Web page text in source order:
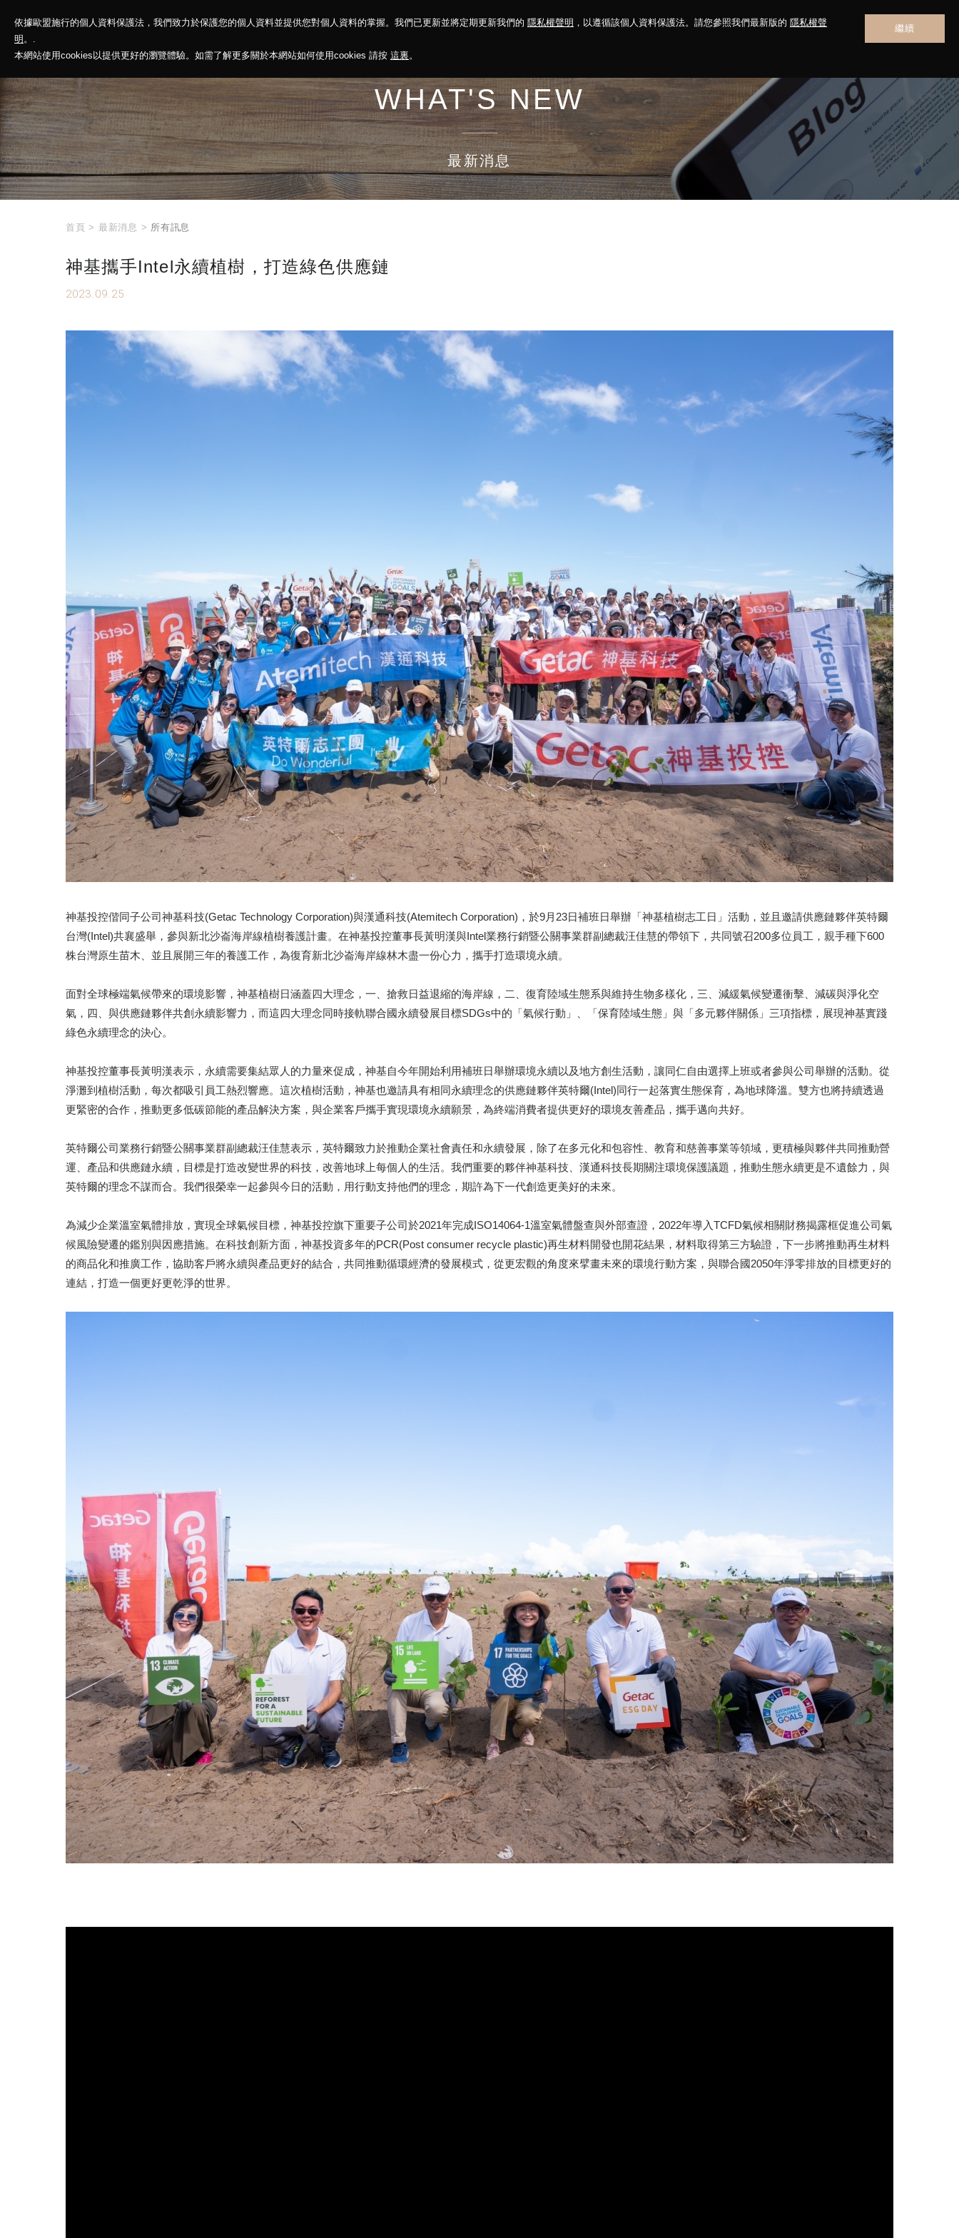
依據歐盟施行的個人資料保護法，我們致力於保護您的個人資料並提供您對個人資料的掌握。我們已更新並將定期更新我們的 隱私權聲明 ，以遵循該個人資料保護法。請您參照我們最新版的 隱私權聲
明 。.
本網站使用cookies以提供更好的瀏覽體驗。如需了解更多關於本網站如何使用cookies 請按 這裏。
繼續
神基投控 解決方案 永續報告 投資人關係 菁英招募 最新消息 聯絡我們
WHAT'S NEW
最新消息
首頁 > 最新消息 > 所有訊息
神基攜手Intel永續植樹，打造綠色供應鏈
2023.09.25
神基投控偕同子公司神基科技(Getac Technology Corporation)與漢通科技(Atemitech Corporation)，於9月23日補班日舉辦「神基植樹志工日」活動，並且邀請供應鏈夥伴英特爾
台灣(Intel)共襄盛舉，參與新北沙崙海岸線植樹養護計畫。在神基投控董事長黃明漢與Intel業務行銷暨公關事業群副總裁汪佳慧的帶領下，共同號召200多位員工，親手種下600
株台灣原生苗木、並且展開三年的養護工作，為復育新北沙崙海岸線林木盡一份心力，攜手打造環境永續。
面對全球極端氣候帶來的環境影響，神基植樹日涵蓋四大理念，一、搶救日益退縮的海岸線，二、復育陸域生態系與維持生物多樣化，三、減緩氣候變遷衝擊、減碳與淨化空
氣，四、與供應鏈夥伴共創永續影響力，而這四大理念同時接軌聯合國永續發展目標SDGs中的「氣候行動」、「保育陸域生態」與「多元夥伴關係」三項指標，展現神基實踐
綠色永續理念的決心。
神基投控董事長黃明漢表示，永續需要集結眾人的力量來促成，神基自今年開始利用補班日舉辦環境永續以及地方創生活動，讓同仁自由選擇上班或者參與公司舉辦的活動。從
淨灘到植樹活動，每次都吸引員工熱烈響應。這次植樹活動，神基也邀請具有相同永續理念的供應鏈夥伴英特爾(Intel)同行一起落實生態保育，為地球降溫。雙方也將持續透過
更緊密的合作，推動更多低碳節能的產品解決方案，與企業客戶攜手實現環境永續願景，為終端消費者提供更好的環境友善產品，攜手邁向共好。
英特爾公司業務行銷暨公關事業群副總裁汪佳慧表示，英特爾致力於推動企業社會責任和永續發展，除了在多元化和包容性、教育和慈善事業等領域，更積極與夥伴共同推動營
運、產品和供應鏈永續，目標是打造改變世界的科技，改善地球上每個人的生活。我們重要的夥伴神基科技、漢通科技長期關注環境保護議題，推動生態永續更是不遺餘力，與
英特爾的理念不謀而合。我們很榮幸一起參與今日的活動，用行動支持他們的理念，期許為下一代創造更美好的未來。
為減少企業溫室氣體排放，實現全球氣候目標，神基投控旗下重要子公司於2021年完成ISO14064-1溫室氣體盤查與外部查證，2022年導入TCFD氣候相關財務揭露框促進公司氣
候風險變遷的鑑別與因應措施。在科技創新方面，神基投資多年的PCR(Post consumer recycle plastic)再生材料開發也開花結果，材料取得第三方驗證，下一步將推動再生材料
的商品化和推廣工作，協助客戶將永續與產品更好的結合，共同推動循環經濟的發展模式，從更宏觀的角度來擘畫未來的環境行動方案，與聯合國2050年淨零排放的目標更好的
連結，打造一個更好更乾淨的世界。